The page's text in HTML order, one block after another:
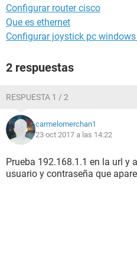
Configurar router cisco
Que es ethernet
Configurar joystick pc windows
2 respuestas
RESPUESTA 1 / 2
carmelomerchan1
23 oct 2017 a las 14:22
Prueba 192.168.1.1 en la url y
usuario y contraseña que